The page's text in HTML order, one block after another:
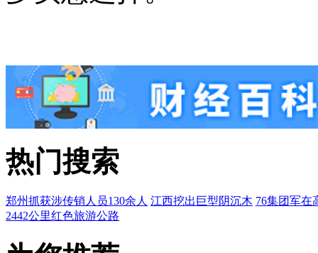
热门搜索
郑州抓获涉传销人员130余人 江西挖出巨型阴沉木 76集团军在
2442公里红色旅游公路